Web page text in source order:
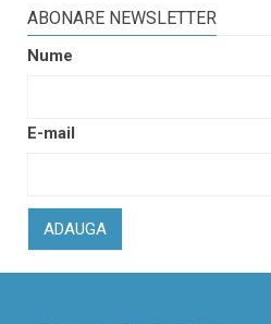
ABONARE NEWSLETTER
Nume
E-mail
ADAUGA